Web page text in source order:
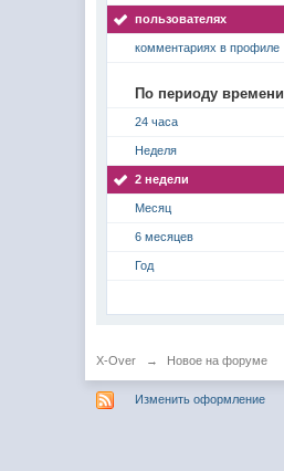
пользователях
комментариях в профиле
По периоду времени
24 часа
Неделя
2 недели
Месяц
6 месяцев
Год
X-Over → Новое на форуме
Изменить оформление